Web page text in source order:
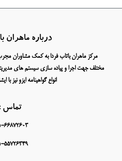
درباره ماهران
مرکز ماهران باتاب فردا به کمک مشاوران
مختلف جهت اجرا و پیاده سازی سیستم های
انواع گواهینامه ایزو نیز
تماس
66872603
55726349